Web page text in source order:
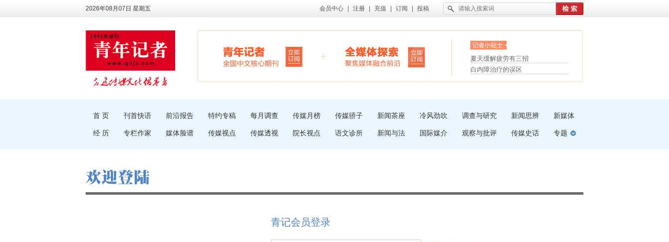
2026年08月07日 星期五 会员中心 注册 充值 订阅 投稿
“枝桠”“树桠”宜写成“枝...
夏天缓解疲劳有三招
护腰，摆脱六大坏习惯
受伤了冰敷还是热敷
白内障治疗的误区
首 页 刊首快语 前沿报告 特约专稿 每月调查 传媒月榜 传媒骄子 新闻茶座 冷风劲吹 调查与研究 新闻思辨 新媒体
经 历 专栏作家 媒体脸谱 传媒视点 传媒透视 院长视点 语文诊所 新闻与法 国际媒介 观察与批评 传媒史话 专题
青记会员登录